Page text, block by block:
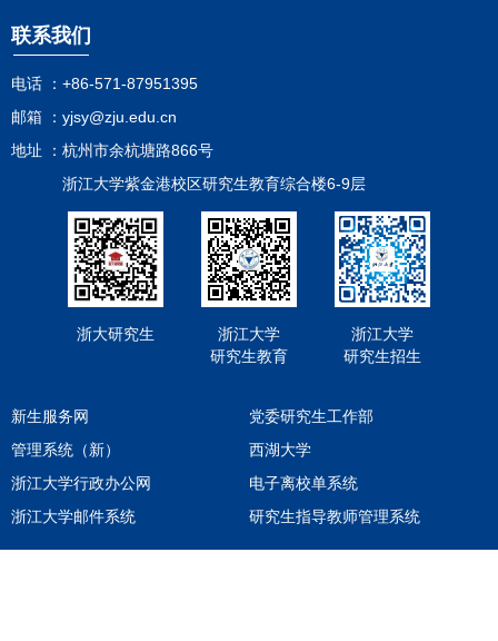
联系我们
电话 ： +86-571-87951395
邮箱 ： yjsy@zju.edu.cn
地址 ： 杭州市余杭塘路866号
浙江大学紫金港校区研究生教育综合楼6-9层
浙大研究生
浙江大学
研究生教育
浙江大学
研究生招生
新生服务网
党委研究生工作部
管理系统（新）
西湖大学
浙江大学行政办公网
电子离校单系统
浙江大学邮件系统
研究生指导教师管理系统